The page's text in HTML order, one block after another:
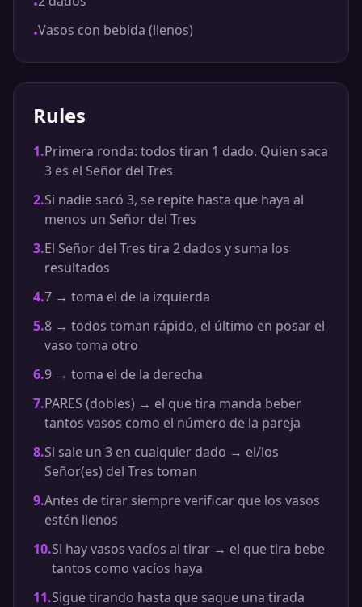
•
•Vasos con bebida (llenos)
Rules
1.Primera ronda: todos tiran 1 dado. Quien saca
3 es el Señor del Tres
2.Si nadie sacó 3, se repite hasta que haya al
menos un Señor del Tres
3.El Señor del Tres tira 2 dados y suma los
resultados
4.7 → toma el de la izquierda
5.8 → todos toman rápido, el último en posar el
vaso toma otro
6.9 → toma el de la derecha
7.PARES (dobles) → el que tira manda beber
tantos vasos como el número de la pareja
8.Si sale un 3 en cualquier dado → el/los
Señor(es) del Tres toman
9.Antes de tirar siempre verificar que los vasos
estén llenos
10.Si hay vasos vacíos al tirar → el que tira bebe
tantos como vacíos haya
11.Sigue tirando hasta que saque una tirada